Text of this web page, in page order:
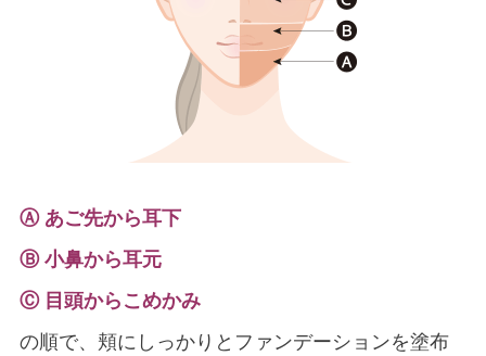
Ⓐ あご先から耳下
Ⓑ 小鼻から耳元
Ⓒ 目頭からこめかみ
の順で、頬にしっかりとファンデーションを塗布